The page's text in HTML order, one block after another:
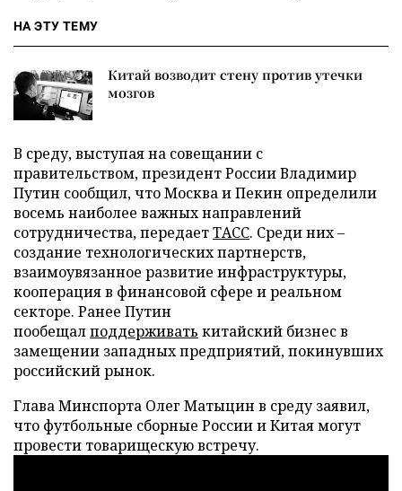
НА ЭТУ ТЕМУ
Китай возводит стену против утечки
мозгов
В среду, выступая на совещании с
правительством, президент России Владимир
Путин сообщил, что Москва и Пекин определили
восемь наиболее важных направлений
сотрудничества, передаетТАСС. Среди них –
создание технологических партнерств,
взаимоувязанное развитие инфраструктуры,
кооперация в финансовой сфере и реальном
секторе. Ранее Путин
пообещалподдерживать китайский бизнес в
замещении западных предприятий, покинувших
российский рынок.
Глава Минспорта Олег Матыцин в среду заявил,
что футбольные сборные России и Китая могут
провести товарищескую встречу.